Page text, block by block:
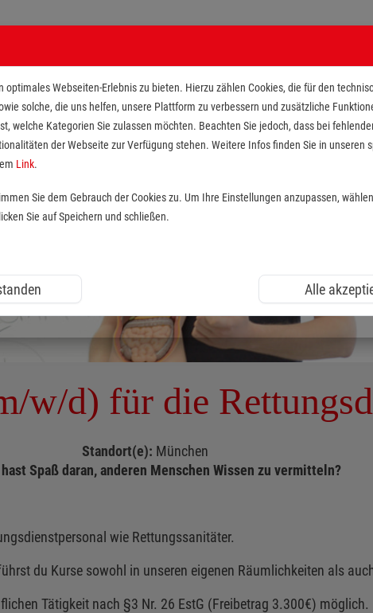
w/d) für die
Standort(e): München
Spaß daran, anderen Menschen Wissen zu vermitteln?
wie Rettungssanitäter.
du Kurse sowohl in unseren eigenen Räumlichkeiten als
Tätigkeit nach §3 Nr. 26 EstG (Freibetrag 3.300€) möglich.
optimales Webseiten-Erlebnis zu bieten. Hierzu zählen Cookies, die für den
solche, die uns helfen, unsere Plattform zu verbessern und zusätzliche
welche Kategorien Sie zulassen möchten. Beachten Sie jedoch, dass bei
der Webseite zur Verfügung stehen. Weitere Infos finden Sie in unseren
Link.
Sie dem Gebrauch der Cookies zu. Um Ihre Einstellungen anzupassen,
Sie auf Speichern und schließen.
Alle